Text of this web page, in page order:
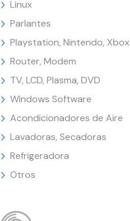
Linux
Parlantes
Playstation, Nintendo, Xbox
Router, Modem
TV, LCD, Plasma, DVD
Windows Software
Acondicionadores de Aire
Lavadoras, Secadoras
Refrigeradora
Otros